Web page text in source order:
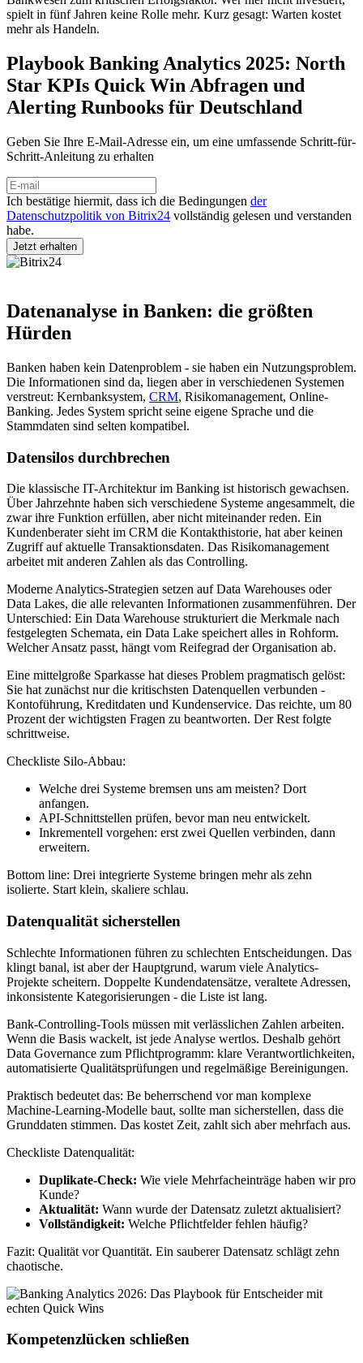
spielt in fünf Jahren keine Rolle mehr. Kurz gesagt: Warten kostet
mehr als Handeln.
Playbook Banking Analytics 2025: North
Star KPIs Quick Win Abfragen und
Alerting Runbooks für Deutschland
Geben Sie Ihre E-Mail-Adresse ein, um eine umfassende Schritt-für-
Schritt-Anleitung zu erhalten
Ich bestätige hiermit, dass ich die Bedingungen der
Datenschutzpolitik von Bitrix24 vollständig gelesen und verstanden
habe.
Datenanalyse in Banken: die größten
Hürden
Banken haben kein Datenproblem - sie haben ein Nutzungsproblem.
Die Informationen sind da, liegen aber in verschiedenen Systemen
verstreut: Kernbanksystem, CRM, Risikomanagement, Online-
Banking. Jedes System spricht seine eigene Sprache und die
Stammdaten sind selten kompatibel.
Datensilos durchbrechen
Die klassische IT-Architektur im Banking ist historisch gewachsen.
Über Jahrzehnte haben sich verschiedene Systeme angesammelt, die
zwar ihre Funktion erfüllen, aber nicht miteinander reden. Ein
Kundenberater sieht im CRM die Kontakthistorie, hat aber keinen
Zugriff auf aktuelle Transaktionsdaten. Das Risikomanagement
arbeitet mit anderen Zahlen als das Controlling.
Moderne Analytics-Strategien setzen auf Data Warehouses oder
Data Lakes, die alle relevanten Informationen zusammenführen. Der
Unterschied: Ein Data Warehouse strukturiert die Merkmale nach
festgelegten Schemata, ein Data Lake speichert alles in Rohform.
Welcher Ansatz passt, hängt vom Reifegrad der Organisation ab.
Eine mittelgroße Sparkasse hat dieses Problem pragmatisch gelöst:
Sie hat zunächst nur die kritischsten Datenquellen verbunden -
Kontoführung, Kreditdaten und Kundenservice. Das reichte, um 80
Prozent der wichtigsten Fragen zu beantworten. Der Rest folgte
schrittweise.
Checkliste Silo-Abbau:
Welche drei Systeme bremsen uns am meisten? Dort
anfangen.
API-Schnittstellen prüfen, bevor man neu entwickelt.
Inkrementell vorgehen: erst zwei Quellen verbinden, dann
erweitern.
Bottom line: Drei integrierte Systeme bringen mehr als zehn
isolierte. Start klein, skaliere schlau.
Datenqualität sicherstellen
Schlechte Informationen führen zu schlechten Entscheidungen. Das
klingt banal, ist aber der Hauptgrund, warum viele Analytics-
Projekte scheitern. Doppelte Kundendatensätze, veraltete Adressen,
inkonsistente Kategorisierungen - die Liste ist lang.
Bank-Controlling-Tools müssen mit verlässlichen Zahlen arbeiten.
Wenn die Basis wackelt, ist jede Analyse wertlos. Deshalb gehört
Data Governance zum Pflichtprogramm: klare Verantwortlichkeiten,
automatisierte Qualitätsprüfungen und regelmäßige Bereinigungen.
Praktisch bedeutet das: Be beherrschend vor man komplexe
Machine-Learning-Modelle baut, sollte man sicherstellen, dass die
Grunddaten stimmen. Das kostet Zeit, zahlt sich aber mehrfach aus.
Checkliste Datenqualität:
Duplikate-Check: Wie viele Mehrfacheinträge haben wir pro
Kunde?
Aktualität: Wann wurde der Datensatz zuletzt aktualisiert?
Vollständigkeit: Welche Pflichtfelder fehlen häufig?
Fazit: Qualität vor Quantität. Ein sauberer Datensatz schlägt zehn
chaotische.
Kompetenzlücken schließen